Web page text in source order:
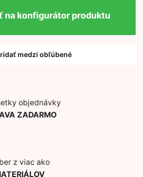
na konfigurátor produktu
medzi obľúbené
objednávky
ZADARMO
z viac ako